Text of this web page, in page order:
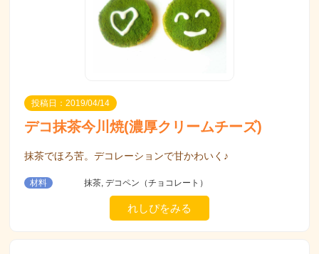
投稿日：2019/04/14
デコ抹茶今川焼(濃厚クリームチーズ)
抹茶でほろ苦。デコレーションで甘かわいく♪
材料 抹茶, デコペン（チョコレート）
れしぴをみる